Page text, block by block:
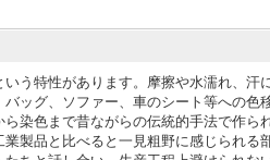
う特性があります。摩擦や水濡れ、汗
ッグ、ソファー、車のシート等への色
染色まで昔ながらの伝統的手法で作ら
製品と比べると一見粗野に感じられる